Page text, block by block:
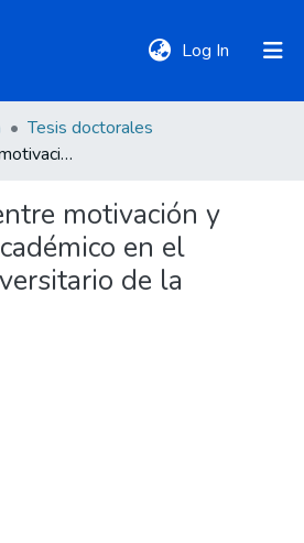
Log In (current)
Tesis doctorales
Interrelación entre motivación y rendimiento académico en el alumnado universitario de la C.A.P.V.
motivación y
en el
de la